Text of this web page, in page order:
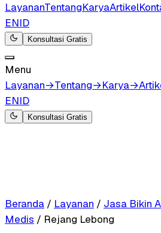
LayananTentangKaryaArtikel
ENID
Konsultasi Gratis
Menu
Layanan→Tentang→Karya→
ENID
Konsultasi Gratis
Beranda / Layanan / Jasa Bikin
Medis / Rejang Lebong